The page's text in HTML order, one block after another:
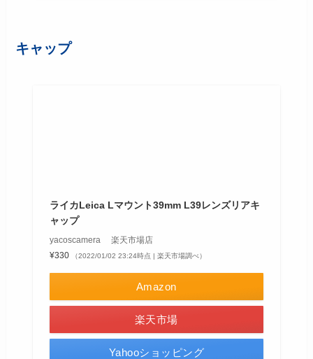
キャップ
ライカLeica Lマウント39mm L39レンズリアキ
ャップ
yacoscamera 楽天市場店
¥330
（2022/01/02 23:24時点 | 楽天市場調べ）
Amazon
楽天市場
Yahooショッピング